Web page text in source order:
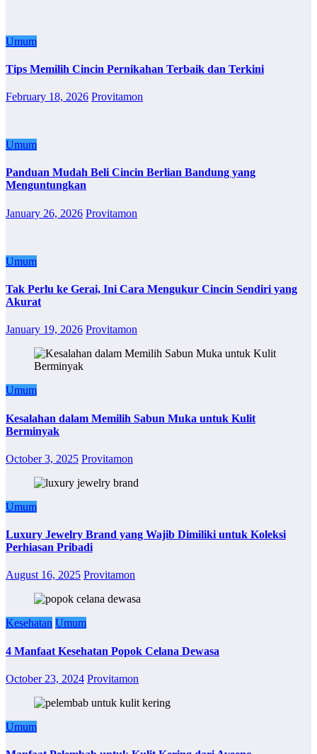
Umum
Tips Memilih Cincin Pernikahan Terbaik dan Terkini
February 18, 2026 Provitamon
Umum
Panduan Mudah Beli Cincin Berlian Bandung yang
Menguntungkan
January 26, 2026 Provitamon
Umum
Tak Perlu ke Gerai, Ini Cara Mengukur Cincin Sendiri yang
Akurat
January 19, 2026 Provitamon
Umum
Kesalahan dalam Memilih Sabun Muka untuk Kulit
Berminyak
October 3, 2025 Provitamon
Umum
Luxury Jewelry Brand yang Wajib Dimiliki untuk Koleksi
Perhiasan Pribadi
August 16, 2025 Provitamon
Kesehatan Umum
4 Manfaat Kesehatan Popok Celana Dewasa
October 23, 2024 Provitamon
Umum